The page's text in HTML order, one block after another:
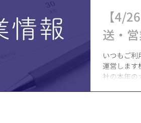
【4/
送・
いつもご利
運営します
社の本年の